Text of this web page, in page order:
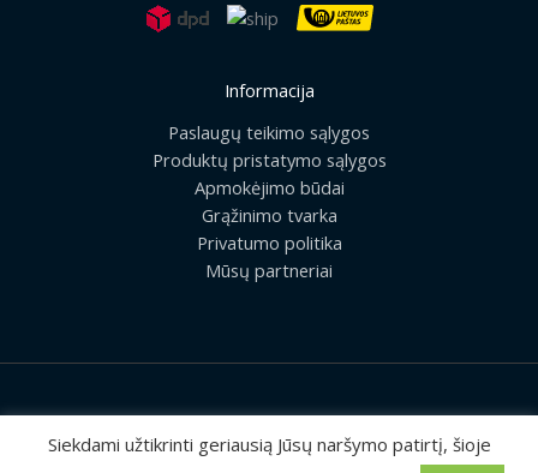
Informacija
Paslaugų teikimo sąlygos
Produktų pristatymo sąlygos
Apmokėjimo būdai
Grąžinimo tvarka
Privatumo politika
Mūsų partneriai
2026 © Visos teisės saugomos | UAB „Rilis“
Siekdami užtikrinti geriausią Jūsų naršymo patirtį, šioje